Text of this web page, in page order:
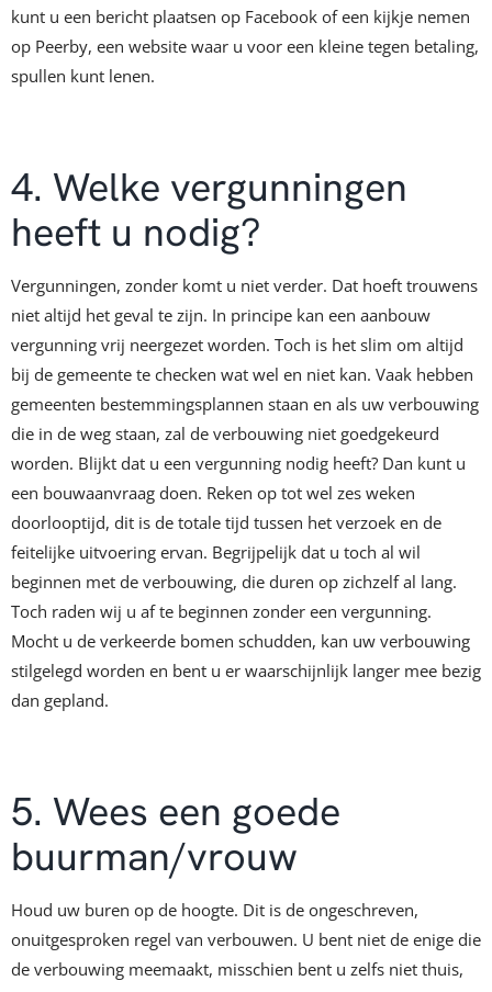
kunt u een bericht plaatsen op Facebook of een kijkje nemen
op Peerby, een website waar u voor een kleine tegen betaling,
spullen kunt lenen.
4. Welke vergunningen
heeft u nodig?
Vergunningen, zonder komt u niet verder. Dat hoeft trouwens
niet altijd het geval te zijn. In principe kan een aanbouw
vergunning vrij neergezet worden. Toch is het slim om altijd
bij de gemeente te checken wat wel en niet kan. Vaak hebben
gemeenten bestemmingsplannen staan en als uw verbouwing
die in de weg staan, zal de verbouwing niet goedgekeurd
worden. Blijkt dat u een vergunning nodig heeft? Dan kunt u
een bouwaanvraag doen. Reken op tot wel zes weken
doorlooptijd, dit is de totale tijd tussen het verzoek en de
feitelijke uitvoering ervan. Begrijpelijk dat u toch al wil
beginnen met de verbouwing, die duren op zichzelf al lang.
Toch raden wij u af te beginnen zonder een vergunning.
Mocht u de verkeerde bomen schudden, kan uw verbouwing
stilgelegd worden en bent u er waarschijnlijk langer mee bezig
dan gepland.
5. Wees een goede
buurman/vrouw
Houd uw buren op de hoogte. Dit is de ongeschreven,
onuitgesproken regel van verbouwen. U bent niet de enige die
de verbouwing meemaakt, misschien bent u zelfs niet thuis,